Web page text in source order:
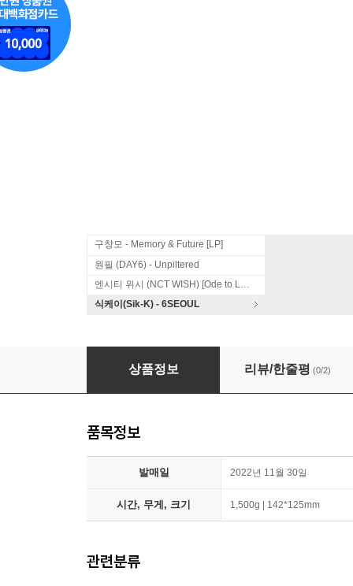
구창모 - Memory & Future [LP]
원필 (DAY6) - Unpiltered
엔시티 위시 (NCT WISH) [Ode to Love]
식케이(Sik-K) - 6SEOUL
Slom 1집 - WEATHER REPORT
상품정보 리뷰/한줄평 (0/2)
품목정보
발매일 2022년 11월 30일
시간, 무게, 크기 1,500g | 142*125mm
관련분류